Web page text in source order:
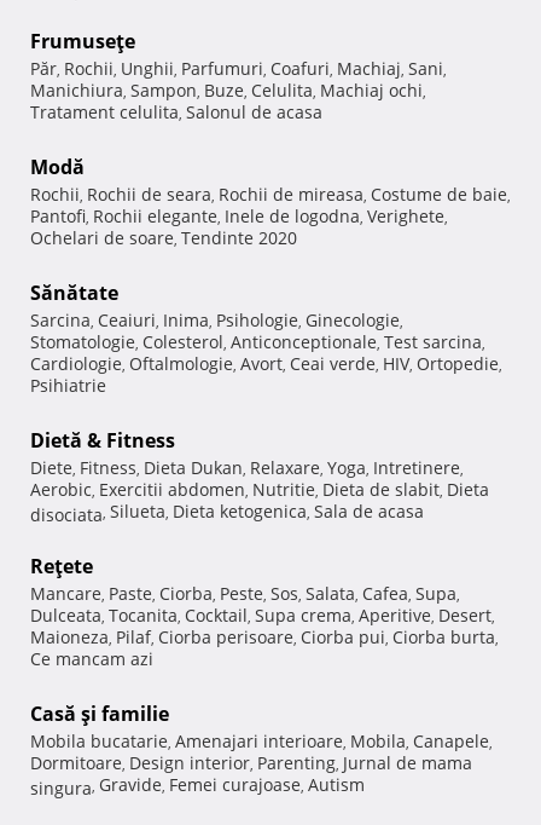
Frumuseţe
Păr, Rochii, Unghii, Parfumuri, Coafuri, Machiaj, Sani,
Manichiura, Sampon, Buze, Celulita, Machiaj ochi,
Tratament celulita, Salonul de acasa
Modă
Rochii, Rochii de seara, Rochii de mireasa, Costume de baie,
Pantofi, Rochii elegante, Inele de logodna, Verighete,
Ochelari de soare, Tendinte 2020
Sănătate
Sarcina, Ceaiuri, Inima, Psihologie, Ginecologie,
Stomatologie, Colesterol, Anticonceptionale, Test sarcina,
Cardiologie, Oftalmologie, Avort, Ceai verde, HIV, Ortopedie,
Psihiatrie
Dietă & Fitness
Diete, Fitness, Dieta Dukan, Relaxare, Yoga, Intretinere,
Aerobic, Exercitii abdomen, Nutritie, Dieta de slabit, Dieta
disociata, Silueta, Dieta ketogenica, Sala de acasa
Reţete
Mancare, Paste, Ciorba, Peste, Sos, Salata, Cafea, Supa,
Dulceata, Tocanita, Cocktail, Supa crema, Aperitive, Desert,
Maioneza, Pilaf, Ciorba perisoare, Ciorba pui, Ciorba burta,
Ce mancam azi
Casă şi familie
Mobila bucatarie, Amenajari interioare, Mobila, Canapele,
Dormitoare, Design interior, Parenting, Jurnal de mama
singura, Gravide, Femei curajoase, Autism